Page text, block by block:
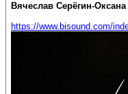
Вячеслав Серёгин-
https://www.bisound.com/